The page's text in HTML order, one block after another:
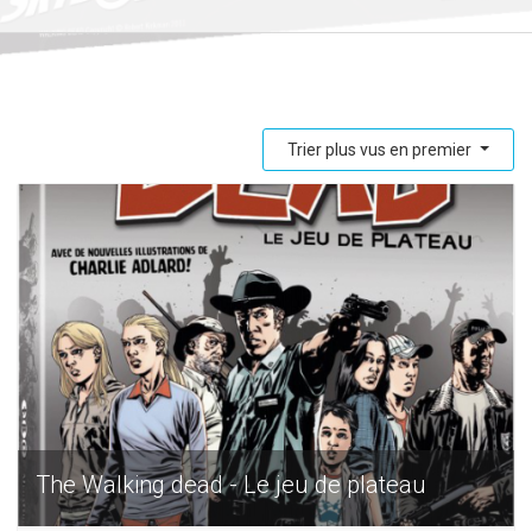
Trier plus vus en premier
The Walking dead - Le jeu de plateau